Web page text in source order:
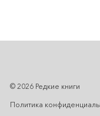
© 2026 Редкие книги
Политика